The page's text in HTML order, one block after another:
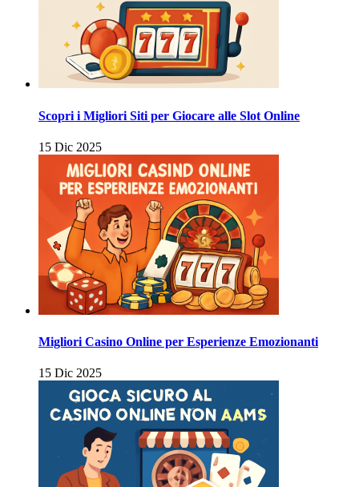
Scopri i Migliori Siti per Giocare alle Slot Online
15 Dic 2025
Migliori Casino Online per Esperienze Emozionanti
15 Dic 2025